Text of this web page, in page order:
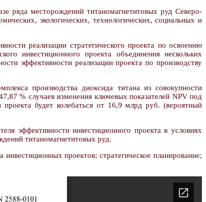
ряда месторождений титаномагнетитовых руд Северо-
экологических, технологических, социальных и
реализации стратегического проекта по освоению
инвестиционного проекта объединения нескольких
эффективности реализации проекта по производству
производства диоксида титана из совокупности
% случаев изменения ключевых показателей NPV под
будет колебаться от 16,9 млрд руб. (вероятный
эффективности инвестиционного проекта в условиях
титаномагнетитовых руд.
проектов; стратегическое планирование;